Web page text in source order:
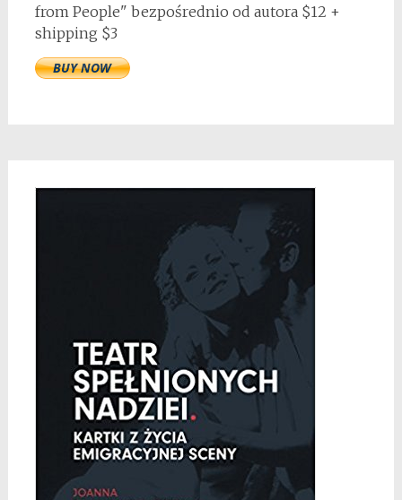
from People" bezpośrednio od autora $12 +
shipping $3